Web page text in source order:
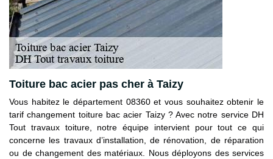
Toiture bac acier pas cher à Taizy
Vous habitez le département 08360 et vous souhaitez obtenir le
tarif changement toiture bac acier Taizy ? Avec notre service DH
Tout travaux toiture, notre équipe intervient pour tout ce qui
concerne les travaux d’installation, de rénovation, de réparation
ou de changement des matériaux. Nous déployons des services